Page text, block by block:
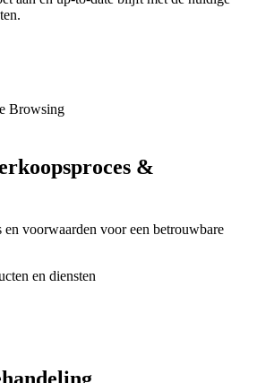
Browsing
&
en voorwaarden voor een betrouwbare
en diensten